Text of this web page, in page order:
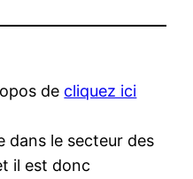
de cliquez ici
dans le secteur des
il est donc